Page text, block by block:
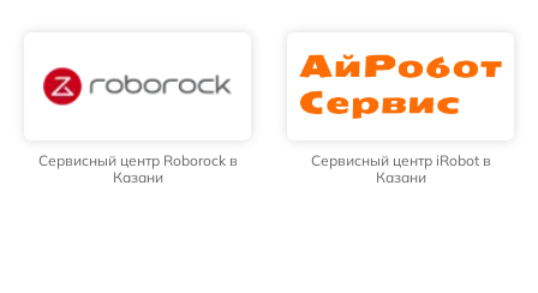
Сервисный центр Roborock в
Казани
Сервисный центр iRobot в
Казани